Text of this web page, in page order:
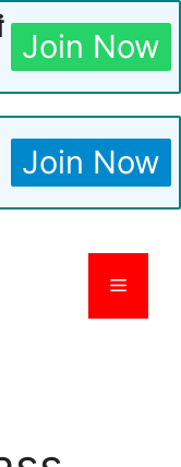
Join Now
Join Now
Menu